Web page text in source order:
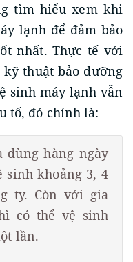
tìm hiểu xem khi
lạnh để đảm bảo
nhất. Thực tế với
thuật bảo dưỡng
sinh máy lạnh vẫn
tố, đó chính là:
dùng hàng ngày
sinh khoảng 3, 4
ty. Còn với gia
có thể vệ sinh
lần.